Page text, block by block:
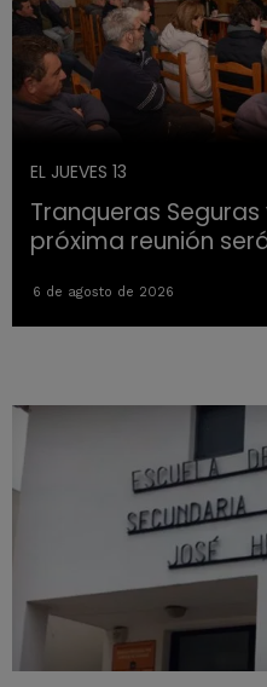
EL JUEVES 13
Tranqueras Seguras
próxima reunión
6 de agosto de 2026